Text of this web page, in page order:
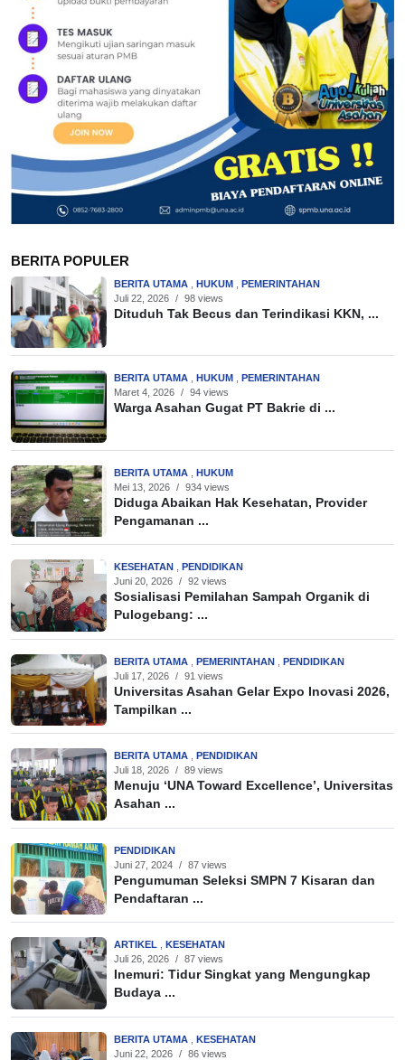
BERITA POPULER
BERITA UTAMA HUKUM
PEMERINTAHAN
Juli 22, 2026 / 98 views
Dituduh Tak Becus dan Terindikasi KKN, ...
BERITA UTAMA , HUKUM , PEMERINTAHAN
Maret 4, 2026 / 94 views
Warga Asahan Gugat PT Bakrie di ...
BERITA UTAMA
HUKUM
Mei 13, 2026 / 934 views
Diduga Abaikan Hak Kesehatan, Provider
Pengamanan ...
KESEHATAN , PENDIDIKAN
Juni 20, 2026 / 92 views
Sosialisasi Pemilahan Sampah Organik di
Pulogebang: ...
BERITA UTAMA PEMERINTAHAN
PENDIDIKAN
Juli 17, 2026 / 91 views
Universitas Asahan Gelar Expo Inovasi 2026,
Tampilkan ...
BERITA UTAMA , PENDIDIKAN
Juli 18, 2026 / 89 views
Menuju ‘UNA Toward Excellence’, Universitas
Asahan ...
PENDIDIKAN
Juni 27, 2024 / 87 views
Pengumuman Seleksi SMPN 7 Kisaran dan
Pendaftaran ...
ARTIKEL , KESEHATAN
Juli 26, 2026 / 87 views
Inemuri: Tidur Singkat yang Mengungkap
Budaya ...
BERITA UTAMA
KESEHATAN
Juni 22, 2026 / 86 views